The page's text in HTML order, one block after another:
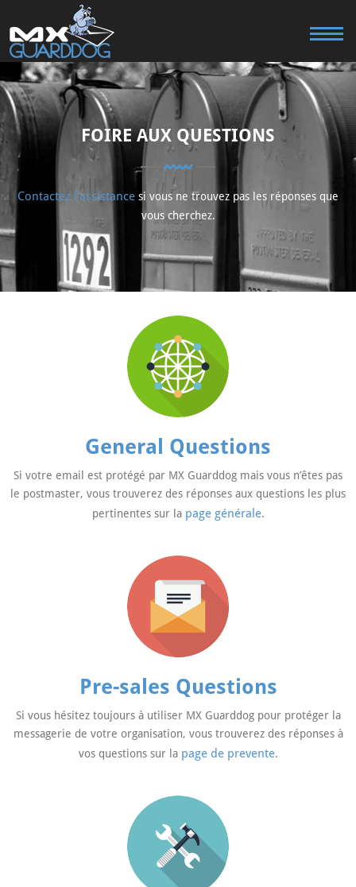
FOIRE AUX QUESTIONS
Contactez l'assistance si vous ne trouvez pas les réponses que
vous cherchez.
General Questions
Si votre email est protégé par MX Guarddog mais vous n’êtes pas
le postmaster, vous trouverez des réponses aux questions les plus
pertinentes sur la page générale.
Pre-sales Questions
Si vous hésitez toujours à utiliser MX Guarddog pour protéger la
messagerie de votre organisation, vous trouverez des réponses à
vos questions sur la page de prevente.